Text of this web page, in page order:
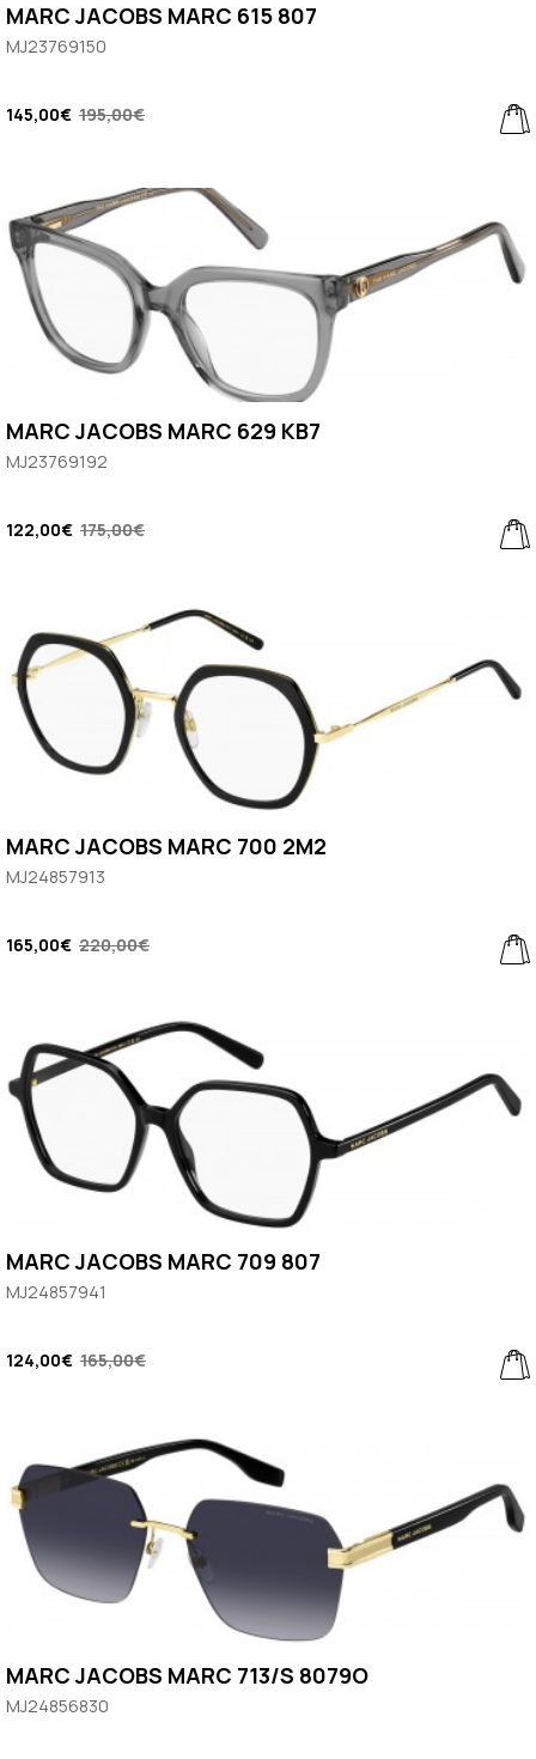
MARC JACOBS MARC 615 807
MJ23769150
145,00€ 195,00€
MARC JACOBS MARC 629 KB7
MJ23769192
122,00€ 175,00€
MARC JACOBS MARC 700 2M2
MJ24857913
165,00€ 220,00€
MARC JACOBS MARC 709 807
MJ24857941
124,00€ 165,00€
MARC JACOBS MARC 713/S 8079O
MJ24856830